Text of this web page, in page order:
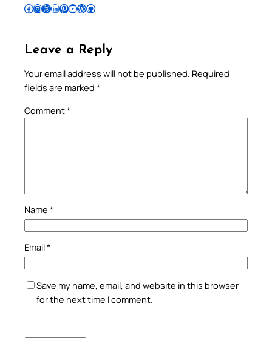
Follow Pradeep on Facebook Follow Pradeep on InstagramFollow Pradeep on X Follow Pradeep on LinkedIn Follow Pradeep on Pinterest Subscribe to Pradeep’s Youtube Channel Follow Pradeep on WordPress Follow Pradeep on GitHub
Leave a Reply
Your email address will not be published. Required
fields are marked *
Comment*
Name *
Email*
Save my name, email, and website in this browser
for the next time I comment.